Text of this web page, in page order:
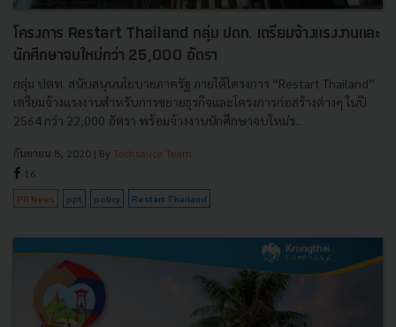
โครงการ Restart Thailand กลุ่ม ปตท. เตรียมจ้างแรงงานและ
นักศึกษาจบใหม่กว่า 25,000 อัตรา
กลุ่ม ปตท. สนับสนุนนโยบายภาครัฐ ภายใต้โครงการ “Restart Thailand”
เตรียมจ้างแรงงานสำหรับการขยายธุรกิจและโครงการก่อสร้างต่างๆ ในปี
2564 กว่า 22,000 อัตรา พร้อมจ้างงานนักศึกษาจบใหม่ร...
กันยายน 8, 2020 | By Techsauce Team
16
PR News ppt policy Restart Thailand